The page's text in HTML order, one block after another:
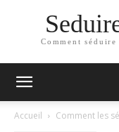
Comment
Accueil Comment les